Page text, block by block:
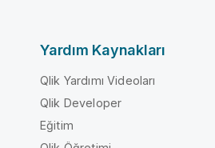
Yardım Kaynakları
Qlik Yardımı Videoları
Qlik Developer
Eğitim